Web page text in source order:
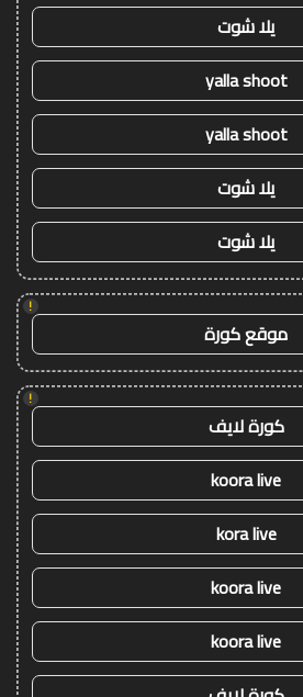
يلا شوت
yalla shoot
yalla shoot
يلا شوت
يلا شوت
!
موقع كورة
!
كورة لايف
koora live
kora live
koora live
koora live